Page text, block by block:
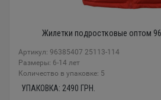
Жилетки подростковые оптом
Артикул: 96385407 25113-114
Размеры: 6-14 лет
Количество в упаковке: 5
УПАКОВКА: 2490 ГРН.